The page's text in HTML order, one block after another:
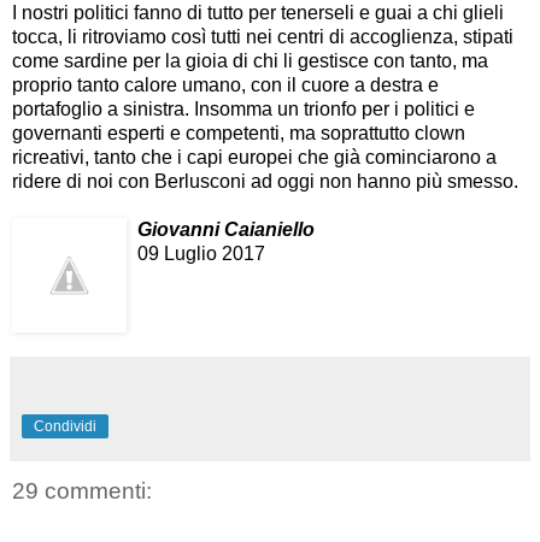
I nostri politici fanno di tutto per tenerseli e guai a chi glieli
tocca, li ritroviamo così tutti nei centri di accoglienza, stipati
come sardine per la gioia di chi li gestisce con tanto, ma
proprio tanto calore umano, con il cuore a destra e
portafoglio a sinistra. Insomma un trionfo per i politici e
governanti esperti e competenti, ma soprattutto clown
ricreativi, tanto che i capi europei che già cominciarono a
ridere di noi con Berlusconi ad oggi non hanno più smesso.
Giovanni Caianiello
09 Luglio 2017
Condividi
29 commenti: